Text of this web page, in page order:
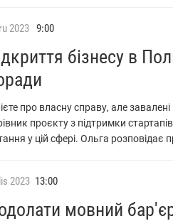
бізнесу в
про власну справу, але
проєкту з підтримки
у цій сфері. Ольга розповідає
2023 9:00
мовний
lis 2023 13:00